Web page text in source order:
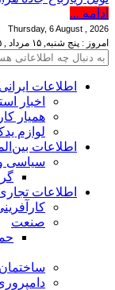
ادامه ...
Thursday, 6 August , 2026
امروز : پنج شنبه, ۱۵ مرداد , ۱۴۰۵
اطلاعات‌ ‎ایرانی
اخبار
همیار
لوازم
اطلاعات
سیاسی
اطلاعات
صنعت